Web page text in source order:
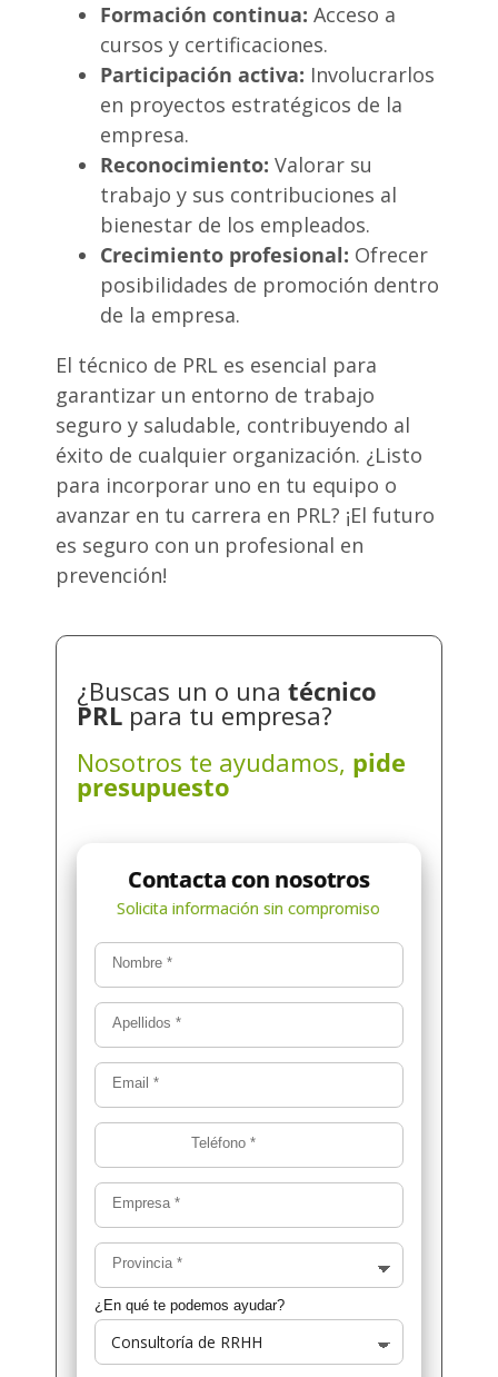
Formación continua: Acceso a
cursos y certificaciones.
Participación activa: Involucrarlos
en proyectos estratégicos de la
empresa.
Reconocimiento: Valorar su
trabajo y sus contribuciones al
bienestar de los empleados.
Crecimiento profesional: Ofrecer
posibilidades de promoción dentro
de la empresa.
El técnico de PRL es esencial para
garantizar un entorno de trabajo
seguro y saludable, contribuyendo al
éxito de cualquier organización. ¿Listo
para incorporar uno en tu equipo o
avanzar en tu carrera en PRL? ¡El futuro
es seguro con un profesional en
prevención!
¿Buscas un o unatécnico
PRL para tu empresa?
Nosotros te ayudamos, pide
presupuesto
Nombre*
Apellidos*
Email*
Teléfono*
Empresa*
Provincia*
¿En qué te podemos ayudar?